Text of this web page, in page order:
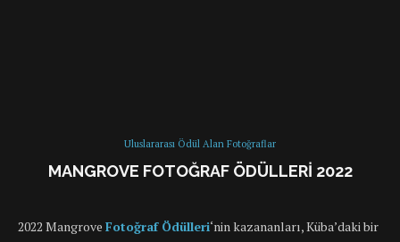
Uluslararası Ödül Alan Fotoğraflar
MANGROVE FOTOĞRAF ÖDÜLLERI 2022
2022 Mangrove Fotoğraf Ödülleri‘nin kazananları, Küba’daki bir